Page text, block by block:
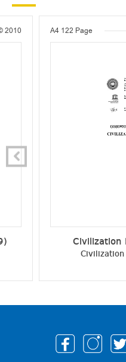
2010 A4 122 Page
Civilization
Civilization